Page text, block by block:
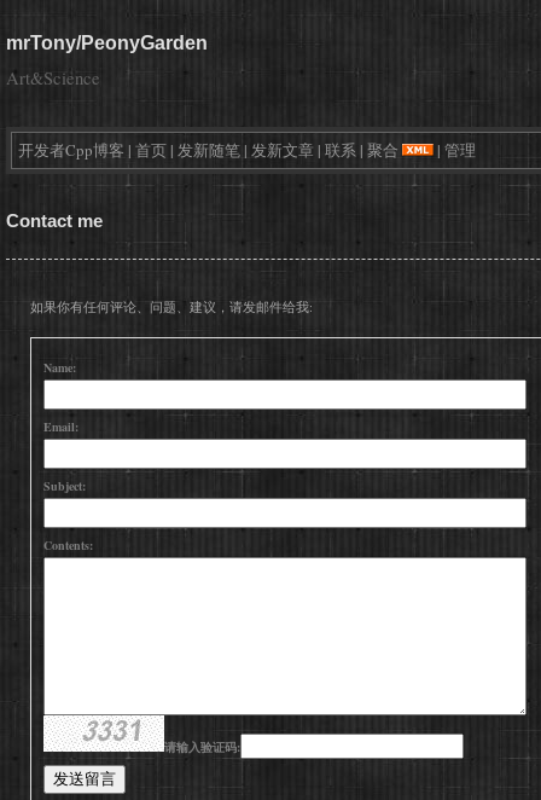
mrTony/PeonyGarden
Art&Science
开发者Cpp博客 | 首页 | 发新随笔 | 发新文章 | 联系 | 聚合 | 管理
Contact me
如果你有任何评论、问题、建议，请发邮件给我:
Name:
Email:
Subject:
Contents:
请输入验证码: